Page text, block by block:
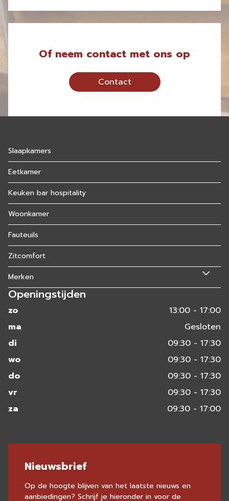
Of neem contact met ons op
Contact
Slaapkamers
Eetkamer
Keuken bar hospitality
Woonkamer
Fauteuils
Zitcomfort
Merken
Openingstijden
zo
13:00 - 17:00
ma
Gesloten
di
09:30 - 17:30
wo
09:30 - 17:30
do
09:30 - 17:30
vr
09:30 - 17:30
za
09:30 - 17:00
Nieuwsbrief
Op de hoogte blijven van het laatste nieuws en
aanbiedingen? Schrijf je hieronder in voor de